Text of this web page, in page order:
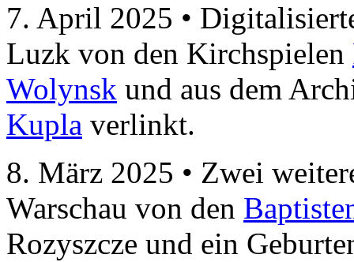
7. April 2025 •
Luzk von den Kirchspielen
Wolynsk und aus dem
Kupla verlinkt.
8. März 2025 • Zwei
Warschau von den
Rozyszcze und ein